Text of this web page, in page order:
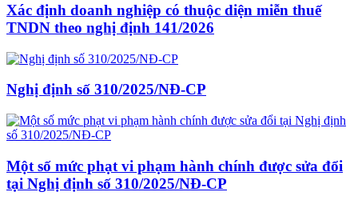
Xác định doanh nghiệp có thuộc diện miễn thuế
TNDN theo nghị định 141/2026
Nghị định số 310/2025/NĐ-CP
Một số mức phạt vi phạm hành chính được sửa đổi
tại Nghị định số 310/2025/NĐ-CP